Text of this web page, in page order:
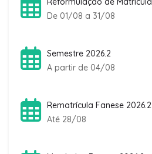
De 01/08 a 31/08
Semestre 2026.2
A partir de 04/08
Rematrícula Fanese 2026.2
Até 28/08